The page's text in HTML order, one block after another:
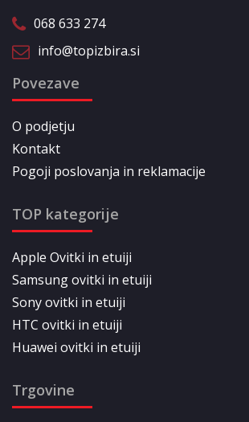
068 633 274
info@topizbira.si
Povezave
O podjetju
Kontakt
Pogoji poslovanja in reklamacije
TOP kategorije
Apple Ovitki in etuiji
Samsung ovitki in etuiji
Sony ovitki in etuiji
HTC ovitki in etuiji
Huawei ovitki in etuiji
Trgovine